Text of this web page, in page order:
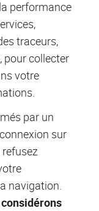
performance
traceurs,
pour collecter
votre
par un
sur
navigation.